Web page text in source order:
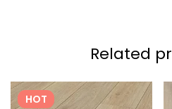
Related
HOT